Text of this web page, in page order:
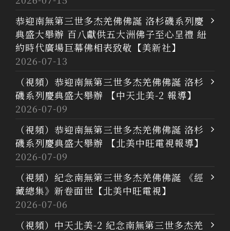
恭迎南無第三世多杰羌佛佛誕 洛杉磯系列慶
典盛大舉辦 百八獻供五大洲佛子至心呈禮 紐
約時代廣場巨幕佛相表致敬【美新社】
2026-07-13
（視頻）恭迎南無第三世多杰羌佛佛誕 洛杉
磯系列慶典盛大舉辦 【中天北美-2 報導】
2026-07-09
（視頻）恭迎南無第三世多杰羌佛佛誕 洛杉
磯系列慶典盛大舉辦 【北美中旺電視報導】
2026-07-09
（視頻）紀念南無第三世多杰羌佛佛誕 《經
藏總集》新卷面世【北美中旺電視】
2026-07-06
（視頻）中天北美-2 紀念南無第三世多杰羌